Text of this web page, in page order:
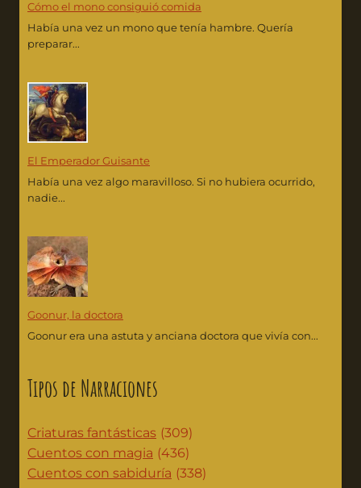
Cómo el mono consiguió comida
Había una vez un mono que tenía hambre. Quería
preparar...
El Emperador Guisante
Había una vez algo maravilloso. Si no hubiera ocurrido,
nadie...
Goonur, la doctora
Goonur era una astuta y anciana doctora que vivía con...
Tipos de Narraciones
Criaturas fantásticas (309)
Cuentos con magia (436)
Cuentos con sabiduría (338)